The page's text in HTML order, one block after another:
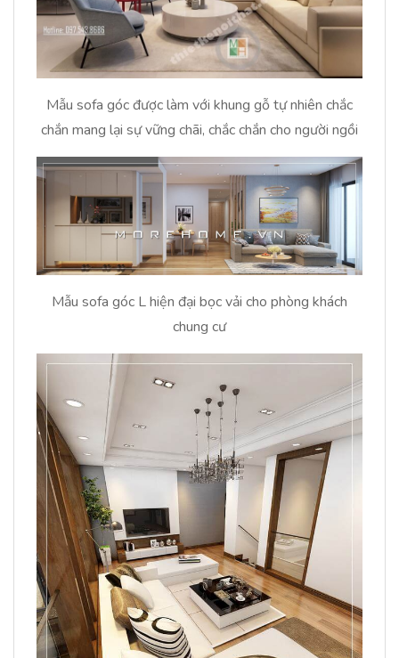
Mẫu sofa góc được làm với khung gỗ tự nhiên chắc
chắn mang lại sự vững chãi, chắc chắn cho người ngồi
Mẫu sofa góc L hiện đại bọc vải cho phòng khách
chung cư